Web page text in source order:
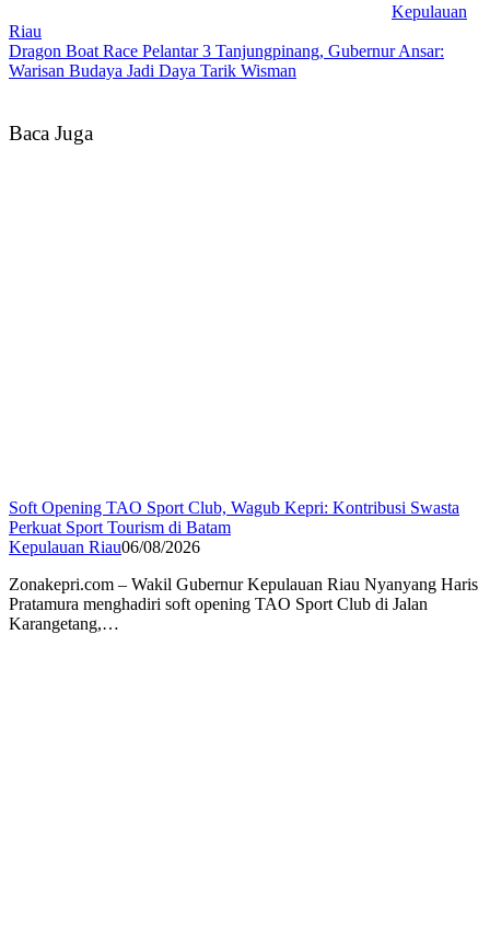
Kepulauan
Riau
Dragon Boat Race Pelantar 3 Tanjungpinang, Gubernur Ansar:
Warisan Budaya Jadi Daya Tarik Wisman
Baca Juga
Soft Opening TAO Sport Club, Wagub Kepri: Kontribusi Swasta
Perkuat Sport Tourism di Batam
Kepulauan Riau06/08/2026
Zonakepri.com – Wakil Gubernur Kepulauan Riau Nyanyang Haris
Pratamura menghadiri soft opening TAO Sport Club di Jalan
Karangetang,…